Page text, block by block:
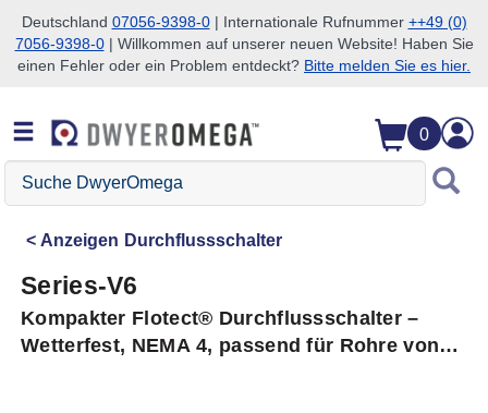
Zum Suchen überspringen
Zum Hauptinhalt überspringen
Zur Navigation überspringen
Deutschland 07056-9398-0| Internationale Rufnummer ++49 (0)
7056-9398-0| Willkommen auf unserer neuen Website! Haben Sie
einen Fehler oder ein Problem entdeckt? Bitte melden Sie es hier.
0
Suche
DwyerOmega
Anzeigen Durchflussschalter
Series-V6
Kompakter Flotect® Durchflussschalter –
Wetterfest, NEMA 4, passend für Rohre von